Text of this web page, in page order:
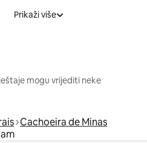
Prikaži više
mogu vrijediti neke
Cachoeira de Minas